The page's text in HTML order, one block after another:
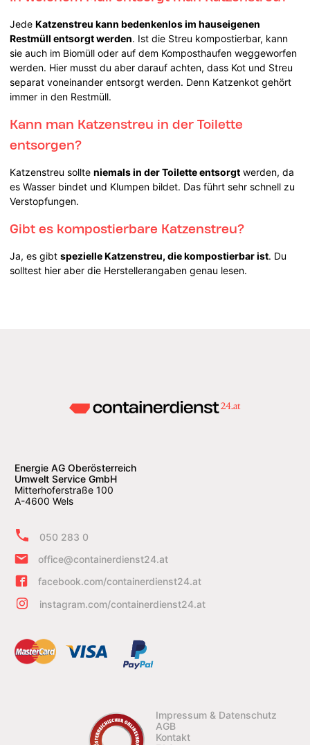
JedeKatzenstreu kann bedenkenlos im hauseigenen
Restmüll entsorgt werden. Ist die Streu kompostierbar, kann
sie auch im Biomüll oder auf dem Komposthaufen weggeworfen
werden. Hier musst du aber darauf achten, dass Kot und Streu
separat voneinander entsorgt werden. Denn Katzenkot gehört
immer in den Restmüll.
Kann man Katzenstreu in der Toilette
entsorgen?
Katzenstreu sollteniemals in der Toilette entsorgt werden, da
es Wasser bindet und Klumpen bildet. Das führt sehr schnell zu
Verstopfungen.
Gibt es kompostierbare Katzenstreu?
Ja, es gibtspezielle Katzenstreu, die kompostierbar ist. Du
solltest hier aber die Herstellerangaben genau lesen.
Energie AG Oberösterreich
Umwelt Service GmbH
Mitterhoferstraße 100
A-4600 Wels
050 283 0
office@containerdienst24.at
facebook.com/containerdienst24.at
instagram.com/containerdienst24.at
Impressum & Datenschutz
AGB
Kontakt